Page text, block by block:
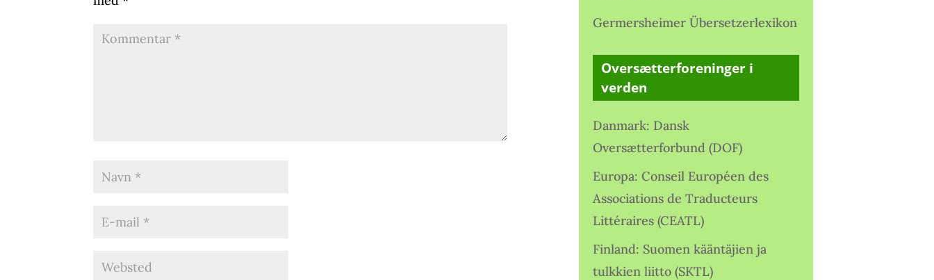
Germersheimer Übersetzerlexikon
Oversætterforeninger i
verden
Danmark: Dansk
Oversætterforbund (DOF)
Europa: Conseil Européen des
Associations de Traducteurs
Littéraires (CEATL)
Finland: Suomen kääntäjien ja
tulkkien liitto (SKTL)